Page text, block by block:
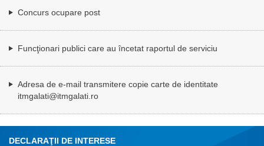
Concurs ocupare post
Funcţionari publici care au încetat raportul de serviciu
Adresa de e-mail transmitere copie carte de identitate
itmgalati@itmgalati.ro
DECLARAŢII DE INTERESE